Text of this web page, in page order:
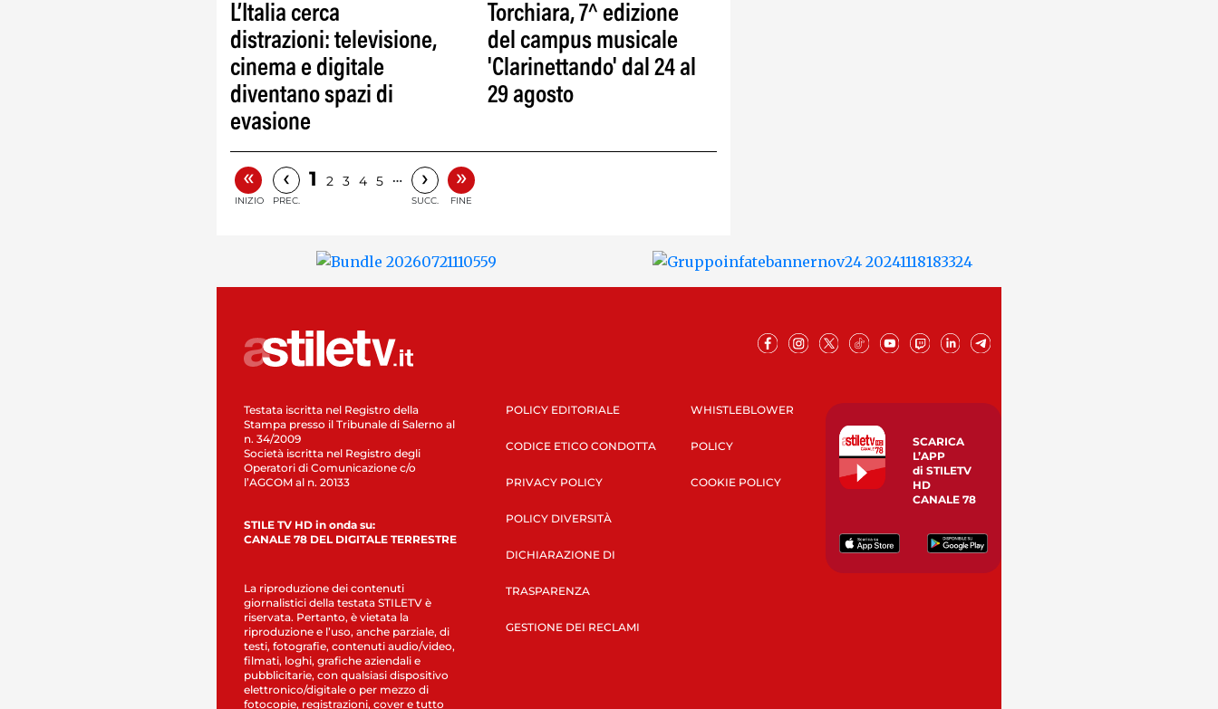
L’Italia cerca
distrazioni: televisione,
cinema e digitale
diventano spazi di
evasione
Torchiara, 7^ edizione
del campus musicale
'Clarinettando' dal 24 al
29 agosto
«
INIZIO
‹
PREC.
1 2 3 4 5 … ›
SUCC.
»
FINE
Testata iscritta nel Registro della
Stampa presso il Tribunale di Salerno al
n. 34/2009
Società iscritta nel Registro degli
Operatori di Comunicazione c/o
l’AGCOM al n. 20133
STILE TV HD in onda su:
CANALE 78 DEL DIGITALE TERRESTRE
La riproduzione dei contenuti
giornalistici della testata STILETV è
riservata. Pertanto, è vietata la
riproduzione e l’uso, anche parziale, di
testi, fotografie, contenuti audio/video,
filmati, loghi, grafiche aziendali e
pubblicitarie, con qualsiasi dispositivo
elettronico/digitale o per mezzo di
fotocopie, registrazioni, cover e tutto
POLICY EDITORIALE
CODICE ETICO CONDOTTA
PRIVACY POLICY
POLICY DIVERSITÀ
DICHIARAZIONE DI
TRASPARENZA
GESTIONE DEI RECLAMI
WHISTLEBLOWER
POLICY
COOKIE POLICY
SCARICA
L’APP
di STILETV
HD
CANALE 78